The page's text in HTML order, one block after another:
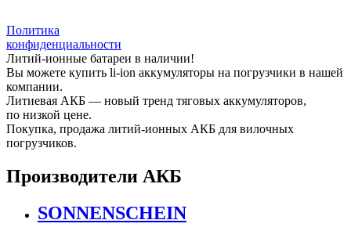
Политика
конфиденциальности
Литий-ионные батареи в наличии!
Вы можете купить li-ion аккумуляторы на погрузчики в нашей
компании.
Литиевая АКБ — новый тренд тяговых аккумуляторов,
по низкой цене.
Покупка, продажа литий-ионных АКБ для вилочных
погрузчиков.
Производители АКБ
SONNENSCHEIN